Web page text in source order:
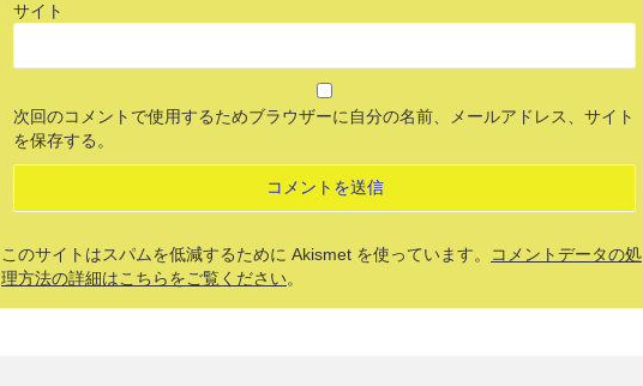
サイト
次回のコメントで使用するためブラウザーに自分の名前、メールアドレス、サイト
を保存する。
このサイトはスパムを低減するために Akismet を使っています。
コメントデータの処
理方法の詳細はこちらをご覧ください。